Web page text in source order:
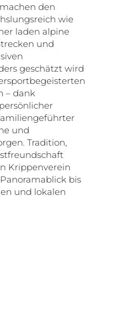
den
wie
laden alpine
und
geschätzt wird
– dank
und
Tradition,
Krippenverein
bis
und lokalen